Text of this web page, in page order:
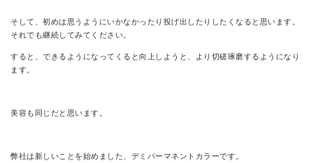
そして、初めは思うようにいかなかったり投げ出したりしたくなると思います。
それでも継続してみてください。
すると、できるようになってくると向上しようと、より切磋琢磨するようになり
ます。
美容も同じだと思います。
弊社は新しいことを始めました、デミパーマネントカラーです。